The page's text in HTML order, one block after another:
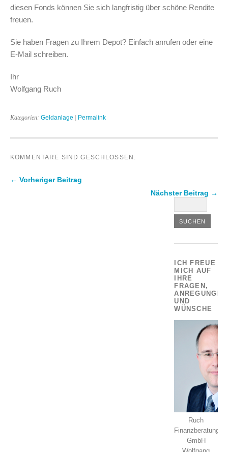
diesen Fonds können Sie sich langfristig über schöne Rendite
freuen.
Sie haben Fragen zu Ihrem Depot? Einfach anrufen oder eine
E-Mail schreiben.
Ihr
Wolfgang Ruch
Kategorien: Geldanlage | Permalink
KOMMENTARE SIND GESCHLOSSEN.
← Vorheriger Beitrag
Nächster Beitrag →
ICH FREUE
MICH AUF
IHRE
FRAGEN,
ANREGUNGEN
UND
WÜNSCHE
Ruch
Finanzberatung
GmbH